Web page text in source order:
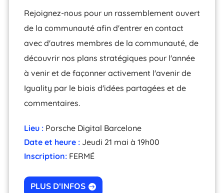
Rejoignez-nous pour un rassemblement ouvert
de la communauté afin d'entrer en contact
avec d'autres membres de la communauté, de
découvrir nos plans stratégiques pour l'année
à venir et de façonner activement l'avenir de
Iguality par le biais d'idées partagées et de
commentaires.
Lieu : Porsche Digital Barcelone
Date et heure : Jeudi 21 mai à 19h00
Inscription: FERMÉ
PLUS D'INFOS